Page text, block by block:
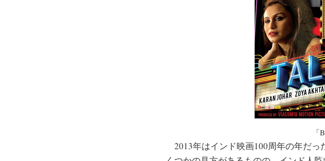
「
2013年はインド映画100周年の年だ